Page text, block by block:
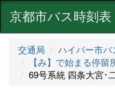
京都市バス時刻表
交通局 ハイパー市バ
【み】で始まる停留
69号系統 四条大宮･